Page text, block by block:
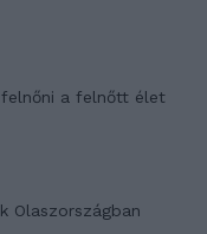
felnőni a felnőtt élet
Olaszországban